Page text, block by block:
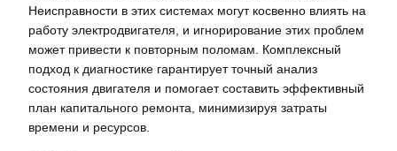
Неисправности в этих системах могут косвенно влиять на
работу электродвигателя, и игнорирование этих проблем
может привести к повторным поломам. Комплексный
подход к диагностике гарантирует точный анализ
состояния двигателя и помогает составить эффективный
план капитального ремонта, минимизируя затраты
времени и ресурсов.